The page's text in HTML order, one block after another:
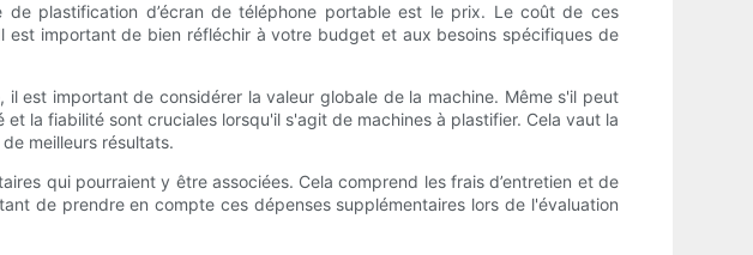
de plastification d’écran de téléphone portable est le prix. Le coût de ces
est important de bien réfléchir à votre budget et aux besoins spécifiques de
est important de considérer la valeur globale de la machine. Même s'il peut
la fiabilité sont cruciales lorsqu'il s'agit de machines à plastifier. Cela vaut la
meilleurs résultats.
qui pourraient y être associées. Cela comprend les frais d’entretien et de
de prendre en compte ces dépenses supplémentaires lors de l'évaluation